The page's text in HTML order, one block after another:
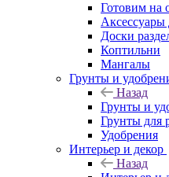
Готовим на
Аксессуары
Доски
Коптильни
Мангалы
Грунты и
Назад
Грунты и
Грунты для
Удобрения
Интерьер и декор
Назад